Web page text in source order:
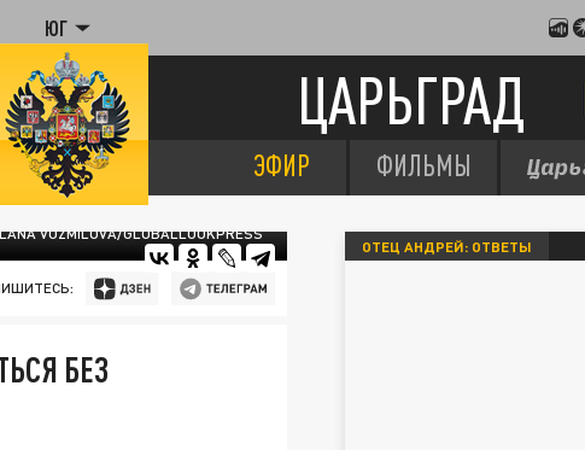
ЮГ
ЦАРЬГРАД
ЭФИР ФИЛЬМЫ
VOZMILOVA/GLOBALLOOKPRESS
БЕЗ
ОТЕЦ АНДРЕЙ: ОТВЕТЫ